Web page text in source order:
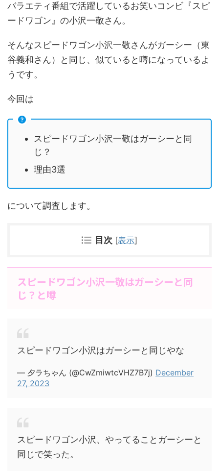
バラエティ番組で活躍しているお笑いコンビ『スピ
ードワゴン』の小沢一敬さん。
そんなスピードワゴン小沢一敬さんがガーシー（東
谷義和さん）と同じ、似ていると噂になっているよ
うです。
今回は
スピードワゴン小沢一敬はガーシーと同
じ？
理由3選
について調査します。
目次 [表示]
スピードワゴン小沢一敬はガーシーと同
じ？と噂
スピードワゴン小沢はガーシーと同じやな
— 夕ラちゃん (@CwZmiwtcVHZ7B7j) December
27, 2023
スピードワゴン小沢、やってることガーシーと
同じで笑った。